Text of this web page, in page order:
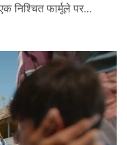
निश्चित फार्मूले पर...